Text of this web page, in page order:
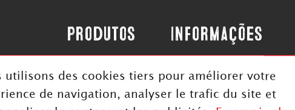
Produtos
Rodas
Rolos
Informações
Política de privacidade
Índice de igualdade
utilisons des cookies tiers pour améliorer votre
de navigation, analyser le trafic du site et